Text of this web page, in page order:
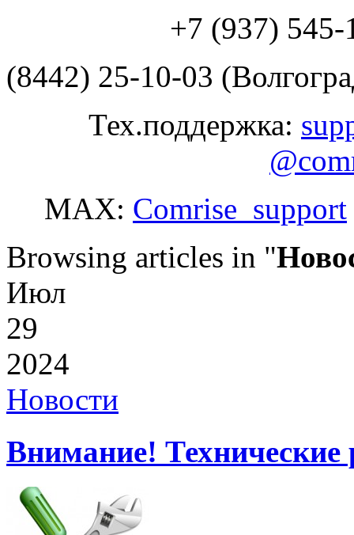
+7 (937)
(8442) 25-10-03
Тех.поддержка:
MAX: Comrise_support
Browsing articles in "
Июл
29
2024
Новости
Внимание!